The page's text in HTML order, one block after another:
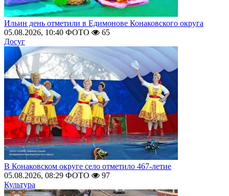
Ильин день отметили в Едимонове Конаковского округа
05.08.2026, 10:40 ФОТО
65
Досуг
В Конаковском округе село отметило 467-летие
05.08.2026, 08:29 ФОТО
97
Культура